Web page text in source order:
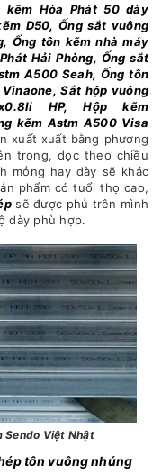
kẽm Hòa Phát 50 dày
D50, Ống sắt vuông
Ống tôn kẽm nhà máy
Hải Phòng, Ống sắt
A500 Seah, Ống tôn
Sắt hộp vuông
HP, Hộp kẽm
kẽm Astm A500 Visa
xuất xuất bằng phương
trong, dọc theo chiều
mỏng hay dày sẽ khác
phẩm có tuổi thọ cao,
sẽ được phủ trên mình
dày phù hợp.
Sendo Việt Nhật
tôn vuông nhúng